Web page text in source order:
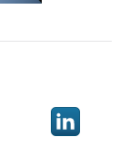
item opDeel dit